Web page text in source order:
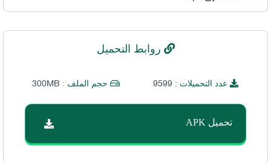
روابط التحميل
عدد التحميلات : 9599 حجم الملف : 300MB
تحميل APK